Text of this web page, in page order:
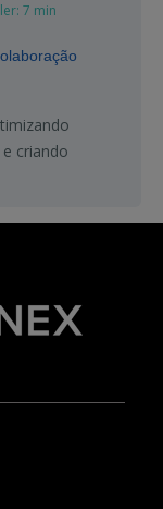
7 min
criando